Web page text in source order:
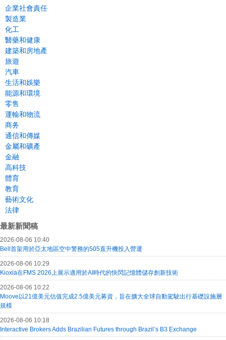
企業社會責任
製造業
化工
醫藥和健康
建築和房地產
旅遊
汽車
生活和娛樂
能源和環境
零售
運輸和物流
商务
通信和傳媒
金屬和礦產
金融
高科技
體育
教育
藝術文化
法律
最新新聞稿
2026-08-06 10:40
Bell首架用於亞太地區空中警務的505直升機投入營運
2026-08-06 10:29
Kioxia在FMS 2026上展示適用於AI時代的快閃記憶體儲存創新技術
2026-08-06 10:22
Moove以21億美元估值完成2.5億美元募資，旨在擴大全球自動駕駛出行基礎設施層
規模
2026-08-06 10:18
Interactive Brokers Adds Brazilian Futures through Brazil’s B3 Exchange